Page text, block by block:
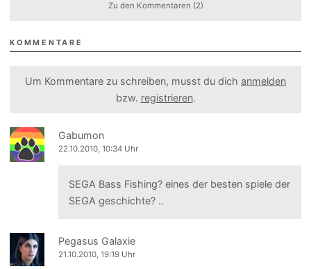
Zu den Kommentaren (2)
KOMMENTARE
Um Kommentare zu schreiben, musst du dich anmelden
bzw. registrieren.
Gabumon
22.10.2010, 10:34 Uhr
SEGA Bass Fishing? eines der besten spiele der
SEGA geschichte? ..
Pegasus Galaxie
21.10.2010, 19:19 Uhr